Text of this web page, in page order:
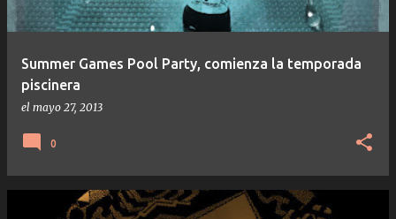
Summer Games Pool Party, comienza la temporada
piscinera
el mayo 27, 2013
0